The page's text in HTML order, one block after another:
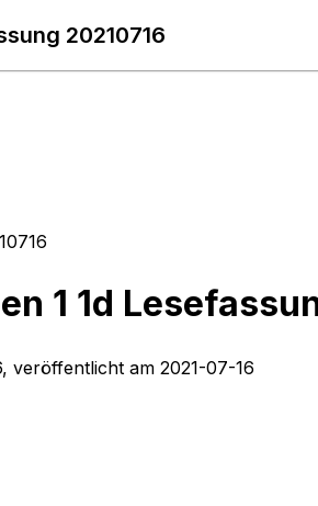
20210716
1 1d
veröffentlicht am 2021-07-16